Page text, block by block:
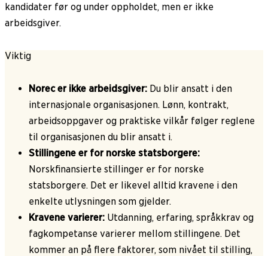
kandidater før og under oppholdet, men er ikke
arbeidsgiver.
Viktig
Norec er ikke arbeidsgiver: Du blir ansatt i den
internasjonale organisasjonen. Lønn, kontrakt,
arbeidsoppgaver og praktiske vilkår følger reglene
til organisasjonen du blir ansatt i.
Stillingene er for norske statsborgere:
Norskfinansierte stillinger er for norske
statsborgere. Det er likevel alltid kravene i den
enkelte utlysningen som gjelder.
Kravene varierer: Utdanning, erfaring, språkkrav og
fagkompetanse varierer mellom stillingene. Det
kommer an på flere faktorer, som nivået til stilling,